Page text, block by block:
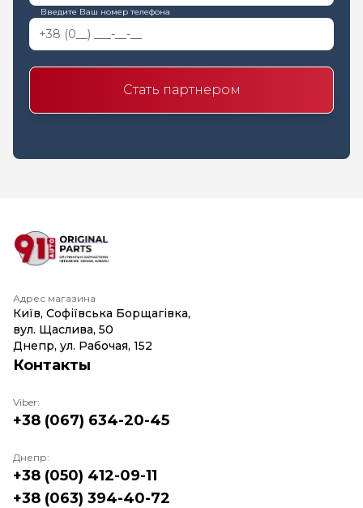
Введите Ваш номер телефона
Стать партнером
Адрес магазина
Київ, Софіївська Борщагівка,
вул. Щаслива, 50
Днепр, ул. Рабочая, 152
Контакты
Viber:
+38 (067) 634-20-45
Днепр:
+38 (050) 412-09-11
+38 (063) 394-40-72